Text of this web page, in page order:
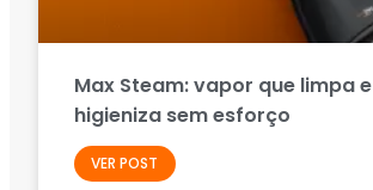
Max Steam: vapor que limpa e
higieniza sem esforço
VER POST